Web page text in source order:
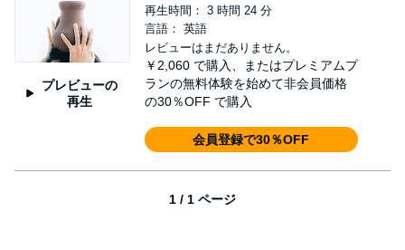
プレビューの
再生
再生時間： 3 時間 24 分
言語： 英語
レビューはまだありません。
￥2,060 で購入、またはプレミアムプ
ランの無料体験を始めて非会員価格
の30％OFF で購入
会員登録で30％OFF
1 / 1 ページ